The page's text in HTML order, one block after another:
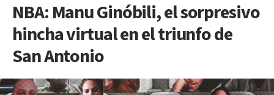
NBA: Manu Ginóbili, el sorpresivo
hincha virtual en el triunfo de
San Antonio